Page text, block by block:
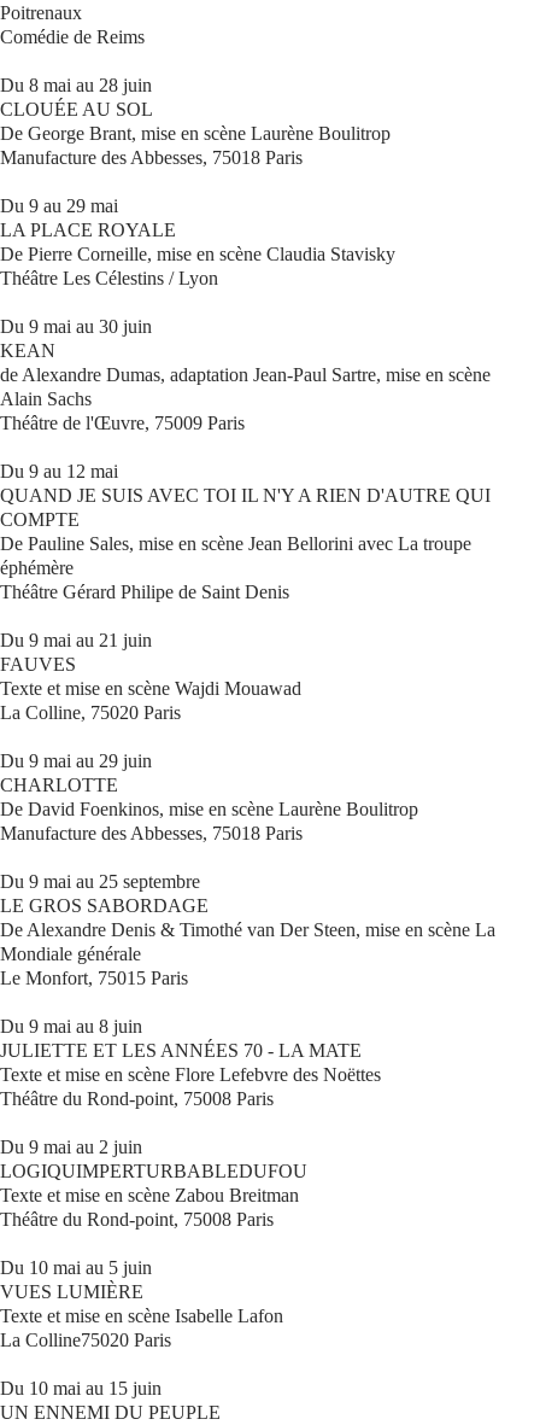
Poitrenaux
Comédie de Reims
Du 8 mai au 28 juin
CLOUÉE AU SOL
De George Brant, mise en scène Laurène Boulitrop
Manufacture des Abbesses, 75018 Paris
Du 9 au 29 mai
LA PLACE ROYALE
De Pierre Corneille, mise en scène Claudia Stavisky
Théâtre Les Célestins / Lyon
Du 9 mai au 30 juin
KEAN
de Alexandre Dumas, adaptation Jean-Paul Sartre, mise en scène
Alain Sachs
Théâtre de l'Œuvre, 75009 Paris
Du 9 au 12 mai
QUAND JE SUIS AVEC TOI IL N'Y A RIEN D'AUTRE QUI
COMPTE
De Pauline Sales, mise en scène Jean Bellorini avec La troupe
éphémère
Théâtre Gérard Philipe de Saint Denis
Du 9 mai au 21 juin
FAUVES
Texte et mise en scène Wajdi Mouawad
La Colline, 75020 Paris
Du 9 mai au 29 juin
CHARLOTTE
De David Foenkinos, mise en scène Laurène Boulitrop
Manufacture des Abbesses, 75018 Paris
Du 9 mai au 25 septembre
LE GROS SABORDAGE
De Alexandre Denis & Timothé van Der Steen, mise en scène La
Mondiale générale
Le Monfort, 75015 Paris
Du 9 mai au 8 juin
JULIETTE ET LES ANNÉES 70 - LA MATE
Texte et mise en scène Flore Lefebvre des Noëttes
Théâtre du Rond-point, 75008 Paris
Du 9 mai au 2 juin
LOGIQUIMPERTURBABLEDUFOU
Texte et mise en scène Zabou Breitman
Théâtre du Rond-point, 75008 Paris
Du 10 mai au 5 juin
VUES LUMIÈRE
Texte et mise en scène Isabelle Lafon
La Colline75020 Paris
Du 10 mai au 15 juin
UN ENNEMI DU PEUPLE